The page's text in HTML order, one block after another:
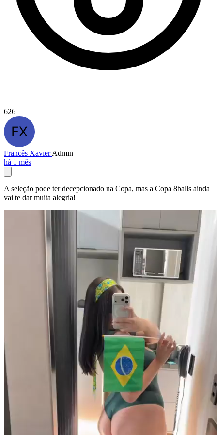
626
Francês XavierAdmin
há 1 mês
A seleção pode ter decepcionado na Copa, mas a Copa 8balls ainda
vai te dar muita alegria!